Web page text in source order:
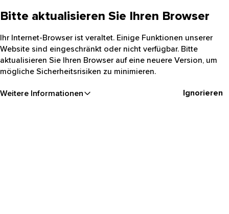
Bitte aktualisieren Sie Ihren Browser
Ihr Internet-Browser ist veraltet. Einige Funktionen unserer
Website sind eingeschränkt oder nicht verfügbar. Bitte
aktualisieren Sie Ihren Browser auf eine neuere Version, um
mögliche Sicherheitsrisiken zu minimieren.
Weitere Informationen Ignorieren